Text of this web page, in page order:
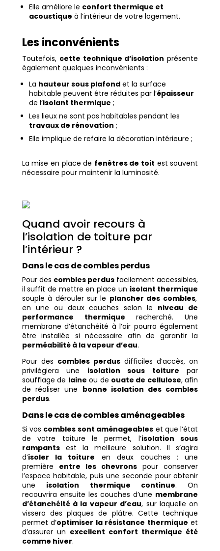
Elle améliore le confort thermique et
acoustique à l’intérieur de votre logement.
Les inconvénients
Toutefois, cette technique d’isolation présente
également quelques inconvénients :
La hauteur sous plafondet la surface
habitable peuvent être réduites par l’épaisseur
de l’isolant thermique ;
Les lieux ne sont pas habitables pendant les
travaux de rénovation ;
Elle implique de refaire la décoration intérieure ;
La mise en place de fenêtres de toit est souvent
nécessaire pour maintenir la luminosité.
Quand avoir recours à
l’isolation de toiture par
l’intérieur ?
Dans le cas de combles perdus
Pour des combles perdus facilement accessibles,
il suffit de mettre en place un isolant thermique
souple à dérouler sur le plancher des combles,
en une ou deux couches selon le niveau de
performance thermique recherché. Une
membrane d’étanchéité à l’air pourra également
être installée si nécessaire afin de garantir la
perméabilité à la vapeur d’eau.
Pour des combles perdus difficiles d’accès, on
privilégiera une isolation sous toiture par
soufflage de laine ou de ouate de cellulose, afin
de réaliser une bonne isolation des combles
perdus.
Dans le cas de combles aménageables
Si vos combles sont aménageables et que l’état
de votre toiture le permet, l’isolation sous
rampantsest la meilleure solution. Il s’agira
d’isoler la toiture en deux couches : une
première entre les chevrons pour conserver
l’espace habitable, puis une seconde pour obtenir
une isolation thermique continue. On
recouvrira ensuite les couches d’une membrane
d’étanchéité à la vapeur d’eau, sur laquelle on
vissera des plaques de plâtre. Cette technique
permet d’optimiser la résistance thermique et
d’assurer un excellent confort thermique été
comme hiver.